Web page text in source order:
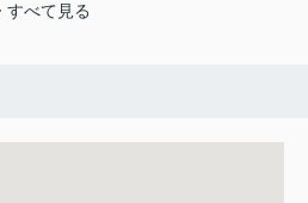
すべて見る